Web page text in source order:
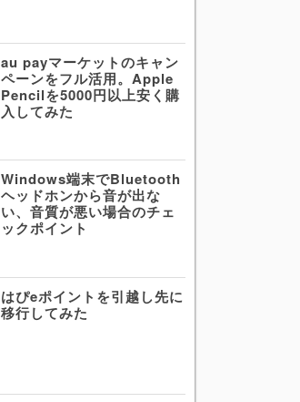
au payマーケットのキャン
ペーンをフル活用。Apple
Pencilを5000円以上安く購
入してみた
Windows端末でBluetooth
ヘッドホンから音が出な
い、音質が悪い場合のチェ
ックポイント
はぴeポイントを引越し先に
移行してみた